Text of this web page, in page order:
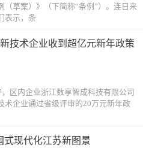
（草案）》（下简称“条例”）。连日来
表示，条
技术企业收到超亿元新年政策
区内企业浙江数享智成科技有限公司
术企业通过省级评审的20万元新年政
式现代化江苏新图景